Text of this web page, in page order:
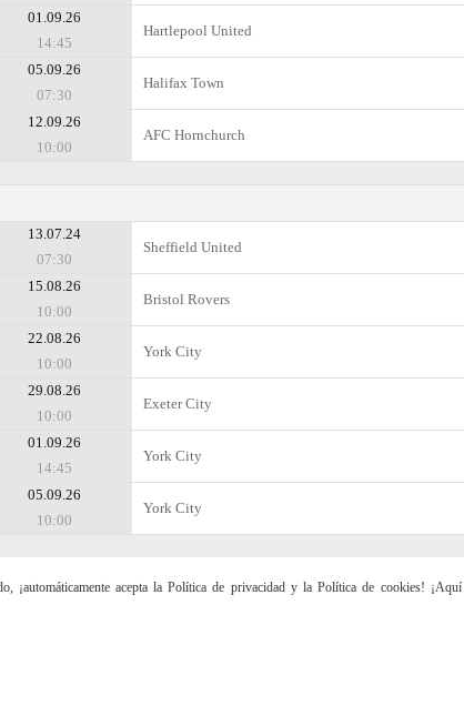
01.09.26
14:45
Hartlepool United
05.09.26
07:30
Halifax Town
12.09.26
10:00
AFC Hornchurch
13.07.24
07:30
Sheffield United
15.08.26
10:00
Bristol Rovers
22.08.26
10:00
York City
29.08.26
10:00
Exeter City
01.09.26
14:45
York City
05.09.26
10:00
York City
acepta la Política de privacidad y la Política de cookies! ¡Aquí